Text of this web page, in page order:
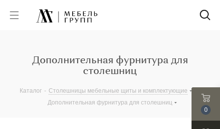
Дополнительная фурнитура для
столешниц
Каталог - Столешницы мебельные щиты и комплектующие
Дополнительная фурнитура для столешниц
0